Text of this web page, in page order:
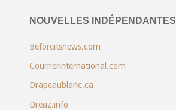
NOUVELLES INDÉPENDANTES
Beforeitsnews.com
Courrierinternational.com
Drapeaublanc.ca
Dreuz.info